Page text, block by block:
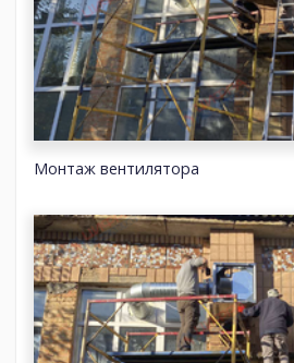
Монтаж вентилятора